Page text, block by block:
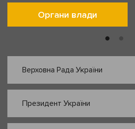
Органи влади
Верховна Рада України
Президент України